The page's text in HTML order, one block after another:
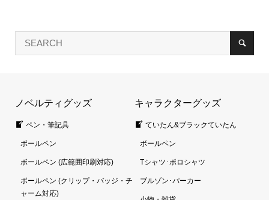
ノベルティグッズ
ペン・筆記具
ボールペン
ボールペン (広範囲印刷対応)
ボールペン (クリップ・バッジ・チ
ャーム対応)
キャラクターグッズ
ていたん&ブラックていたん
ボールペン
Tシャツ･ポロシャツ
ブルゾン･パーカー